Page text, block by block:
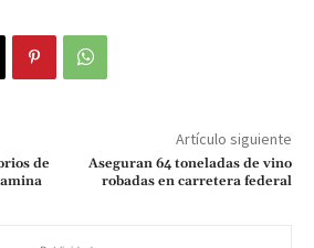
de
Artículo siguiente
Aseguran 64 toneladas de vino
robadas en carretera federal